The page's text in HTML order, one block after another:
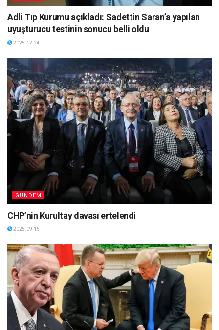
Adli Tıp Kurumu açıkladı: Sadettin Saran’a yapılan
uyuşturucu testinin sonucu belli oldu
2025-12-24
GÜNDEM
CHP’nin Kurultay davası ertelendi
2025-09-15